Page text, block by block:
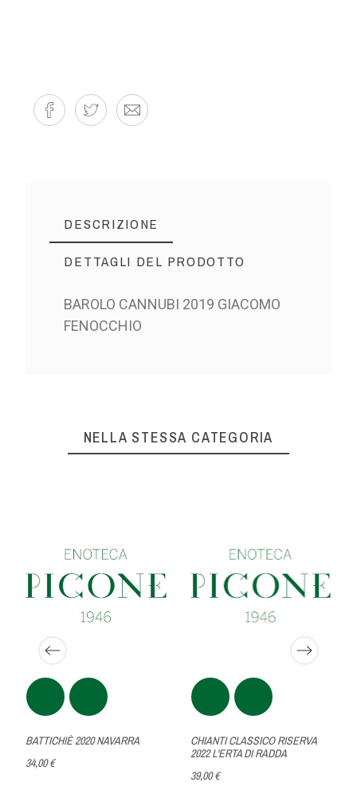
DESCRIZIONE
DETTAGLI DEL PRODOTTO
BAROLO CANNUBI 2019 GIACOMO
FENOCCHIO
NELLA STESSA CATEGORIA
BATTICHIÈ 2020 NAVARRA
34,00 €
CHIANTI CLASSICO RISERVA
2022 L'ERTA DI RADDA
39,00 €